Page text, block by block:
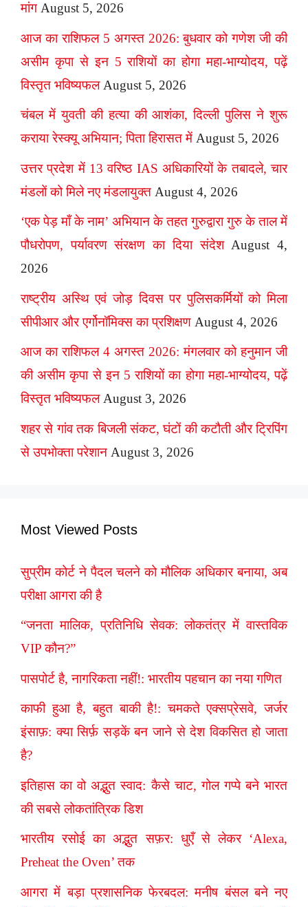
मांग August 5, 2026
आज का राशिफल 5 अगस्त 2026: बुधवार को गणेश जी की
असीम कृपा से इन 5 राशियों का होगा महा-भाग्योदय, पढ़ें
विस्तृत भविष्यफल August 5, 2026
चंबल में युवती की हत्या की आशंका, दिल्ली पुलिस ने शुरू
कराया रेस्क्यू अभियान; पिता हिरासत में August 5, 2026
उत्तर प्रदेश में 13 वरिष्ठ IAS अधिकारियों के तबादले, चार
मंडलों को मिले नए मंडलायुक्त August 4, 2026
‘एक पेड़ माँ के नाम’ अभियान के तहत गुरुद्वारा गुरु के ताल में
पौधरोपण, पर्यावरण संरक्षण का दिया संदेश August 4,
2026
राष्ट्रीय अस्थि एवं जोड़ दिवस पर पुलिसकर्मियों को मिला
सीपीआर और एर्गोनॉमिक्स का प्रशिक्षण August 4, 2026
आज का राशिफल 4 अगस्त 2026: मंगलवार को हनुमान जी
की असीम कृपा से इन 5 राशियों का होगा महा-भाग्योदय, पढ़ें
विस्तृत भविष्यफल August 3, 2026
शहर से गांव तक बिजली संकट, घंटों की कटौती और ट्रिपिंग
से उपभोक्ता परेशान August 3, 2026
Most Viewed Posts
सुप्रीम कोर्ट ने पैदल चलने को मौलिक अधिकार बनाया, अब
परीक्षा आगरा की है
“जनता मालिक, प्रतिनिधि सेवक: लोकतंत्र में वास्तविक
VIP कौन?”
पासपोर्ट है, नागरिकता नहीं!: भारतीय पहचान का नया गणित
काफी हुआ है, बहुत बाकी है!: चमकते एक्सप्रेसवे, जर्जर
इंसाफ़: क्या सिर्फ़ सड़कें बन जाने से देश विकसित हो जाता
है?
इतिहास का वो अद्भुत स्वाद: कैसे चाट, गोल गप्पे बने भारत
की सबसे लोकतांत्रिक डिश
भारतीय रसोई का अद्भुत सफ़र: धुएँ से लेकर ‘Alexa,
Preheat the Oven’ तक
आगरा में बड़ा प्रशासनिक फेरबदल: मनीष बंसल बने नए